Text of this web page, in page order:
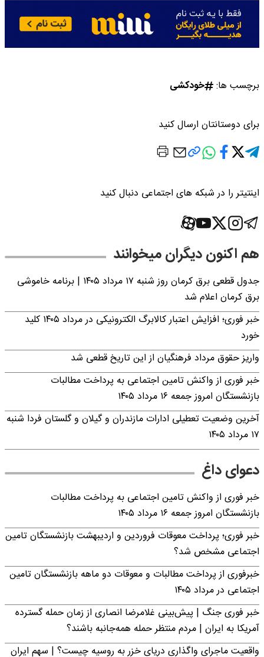
برچسب ها: خودکشی
برای دوستانتان ارسال کنید
اینتیتر را در شبکه های اجتماعی دنبال کنید
هم اکنون دیگران میخوانند
جدول قطعی برق کرمان روز شنبه ۱۷ مرداد ۱۴۰۵ | برنامه خاموشی
برق کرمان اعلام شد
خبر فوری؛ افزایش اعتبار کالابرگ الکترونیکی در مرداد ۱۴۰۵ کلید
خورد
واریز حقوق مرداد فرهنگیان از این تاریخ قطعی شد
خبر فوری از واکنش تامین اجتماعی به پرداخت مطالبات
بازنشستگان امروز جمعه ۱۶ مرداد ۱۴۰۵
آخرین وضعیت تعطیلی ادارات مازندران و گیلان و گلستان فردا شنبه
۱۷ مرداد ۱۴۰۵
دعوای داغ
خبر فوری از واکنش تامین اجتماعی به پرداخت مطالبات
بازنشستگان امروز جمعه ۱۶ مرداد ۱۴۰۵
خبر فوری؛ پرداخت معوقات فروردین و اردیبهشت بازنشستگان تامین
اجتماعی مشخص شد؟
خبرفوری از پرداخت مطالبات و معوقات دو ماهه بازنشستگان تامین
اجتماعی در مرداد ۱۴۰۵
خبر فوری جنگ | پیش‌بینی غلامرضا انصاری از زمان حمله گسترده
آمریکا به ایران | مردم منتظر حمله همه‌جانبه باشند؟
واقعیت ماجرای واگذاری دریای خزر به روسیه چیست؟ | سهم ایران